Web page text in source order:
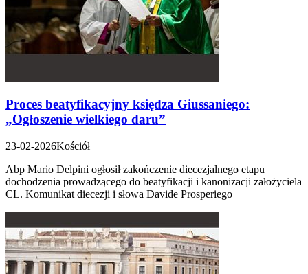
Proces beatyfikacyjny księdza Giussaniego:
„Ogłoszenie wielkiego daru”
23-02-2026Kościół
Abp Mario Delpini ogłosił zakończenie diecezjalnego etapu
dochodzenia prowadzącego do beatyfikacji i kanonizacji założyciela
CL. Komunikat diecezji i słowa Davide Prosperiego